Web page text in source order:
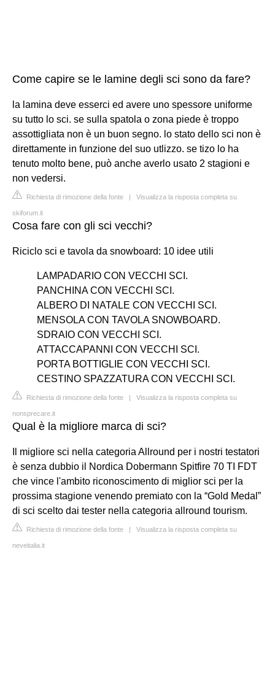
Come capire se le lamine degli sci sono da fare?
la lamina deve esserci ed avere uno spessore uniforme
su tutto lo sci. se sulla spatola o zona piede è troppo
assottigliata non è un buon segno. lo stato dello sci non è
direttamente in funzione del suo utlizzo. se tizo lo ha
tenuto molto bene, può anche averlo usato 2 stagioni e
non vedersi.
Richiesta di rimozione della fonte | Visualizza la risposta completa su
skiforum.it
Cosa fare con gli sci vecchi?
Riciclo sci e tavola da snowboard: 10 idee utili
LAMPADARIO CON VECCHI SCI.
PANCHINA CON VECCHI SCI.
ALBERO DI NATALE CON VECCHI SCI.
MENSOLA CON TAVOLA SNOWBOARD.
SDRAIO CON VECCHI SCI.
ATTACCAPANNI CON VECCHI SCI.
PORTA BOTTIGLIE CON VECCHI SCI.
CESTINO SPAZZATURA CON VECCHI SCI.
Richiesta di rimozione della fonte | Visualizza la risposta completa su
nonsprecare.it
Qual è la migliore marca di sci?
Il migliore sci nella categoria Allround per i nostri testatori
è senza dubbio il Nordica Dobermann Spitfire 70 TI FDT
che vince l'ambito riconoscimento di miglior sci per la
prossima stagione venendo premiato con la “Gold Medal”
di sci scelto dai tester nella categoria allround tourism.
Richiesta di rimozione della fonte | Visualizza la risposta completa su
neveitalia.it